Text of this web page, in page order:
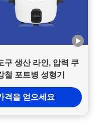
구 생산 라인, 압력 쿠
철 포트병 성형기
격을 얻으세요